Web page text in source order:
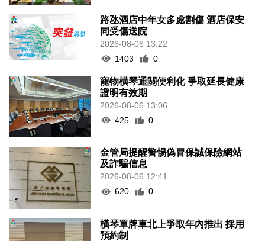
路氹酒店中年女多處割傷 酒店保安
同受傷送院
2026-08-06 13:22
1403
0
寵物橫琴通關便利化 爭取延長健康
證明有效期
2026-08-06 13:06
425
0
金管局提醒警惕偽冒保誠保險網站
及詐騙信息
2026-08-06 12:41
620
0
橫琴單牌車北上爭取年內推出 採用
預約制